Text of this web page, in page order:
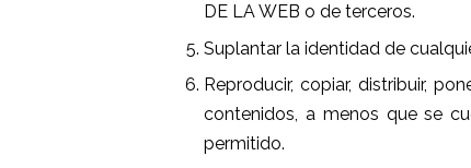
DE LA WEB o de terceros.
Suplantar la identidad de
Reproducir, copiar, distribuir,
contenidos, a menos que se
permitido.